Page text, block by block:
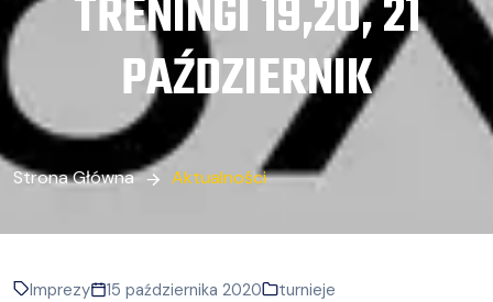
TRENINGI 19,20, 21
PAŹDZIERNIK
Strona Główna Aktualności
Imprezy 15 października 2020 turnieje